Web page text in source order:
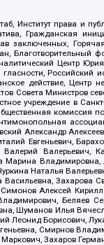
Институт права и
Гражданская
заключенных,
Центр
Российский
действие, Центр
Министров
учреждение в
комиссия
Александр
Евгеньевич,
Валерьевич,
Марина
Наталья
Захарова
Алексей
Беляев
Шуманов Илья
Леонид Борисович,
Смирнов
Захаров